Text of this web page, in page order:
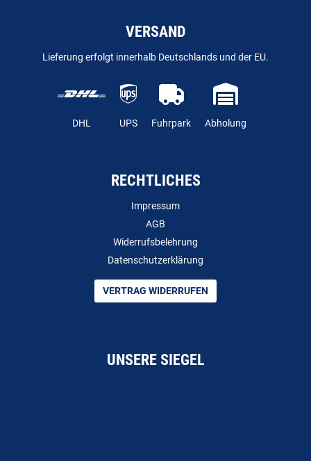
VERSAND
Lieferung erfolgt innerhalb Deutschlands und der EU.
DHL UPS Fuhrpark Abholung
RECHTLICHES
Impressum
AGB
Widerrufsbelehrung
Datenschutzerklärung
VERTRAG WIDERRUFEN
UNSERE SIEGEL